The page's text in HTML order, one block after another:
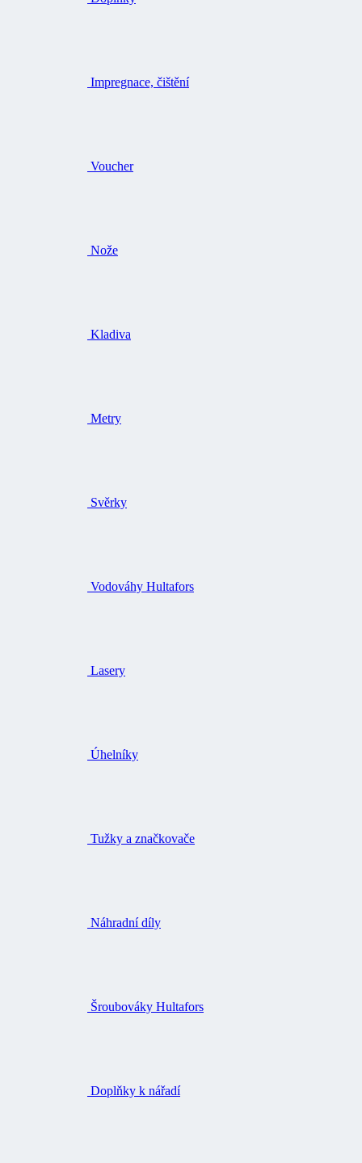
Impregnace, čištění
Voucher
Nože
Kladiva
Metry
Svěrky
Vodováhy Hultafors
Lasery
Úhelníky
Tužky a značkovače
Náhradní díly
Šroubováky Hultafors
Doplňky k nářadí